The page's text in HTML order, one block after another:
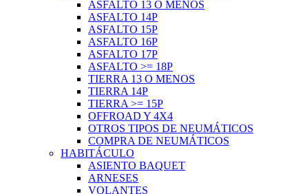
ASFALTO 13 O MENOS
ASFALTO 14P
ASFALTO 15P
ASFALTO 16P
ASFALTO 17P
ASFALTO >= 18P
TIERRA 13 O MENOS
TIERRA 14P
TIERRA >= 15P
OFFROAD Y 4X4
OTROS TIPOS DE NEUMÁTICOS
COMPRA DE NEUMÁTICOS
HABITÁCULO
ASIENTO BAQUET
ARNESES
VOLANTES